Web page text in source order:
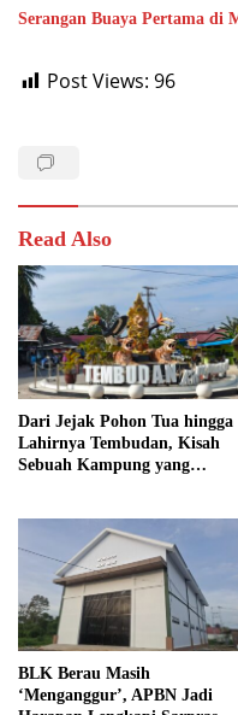
Serangan Buaya Pertama di
Post Views: 96
Read Also
Dari Jejak Pohon Tua hingga
Lahirnya Tembudan, Kisah
Sebuah Kampung yang
BLK Berau Masih
‘Menganggur’, APBN Jadi